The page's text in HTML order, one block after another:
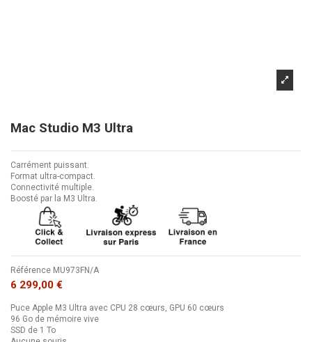
Mac Studio M3 Ultra
Carrément puissant.
Format ultra-compact.
Connectivité multiple.
Boosté par la M3 Ultra.
Référence MU973FN/A
6 299,00 €
Puce Apple M3 Ultra avec CPU 28 cœurs, GPU 60 cœurs
96 Go de mémoire vive
SSD de 1 To